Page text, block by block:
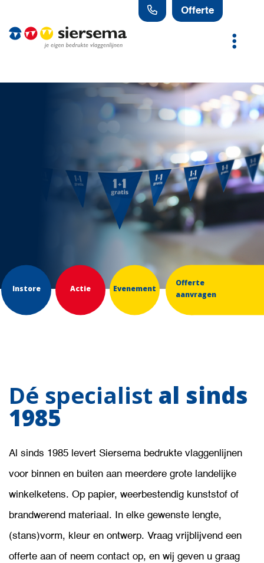
Offerte
Instore Actie Evenement
Offerte
aanvragen
Dé specialist al sinds
1985
Al sinds 1985 levert Siersema bedrukte vlaggenlijnen
voor binnen en buiten aan meerdere grote landelijke
winkelketens. Op papier, weerbestendig kunststof of
brandwerend materiaal. In elke gewenste lengte,
(stans)vorm, kleur en ontwerp. Vraag vrijblijvend een
offerte aan of neem contact op, en wij geven u graag